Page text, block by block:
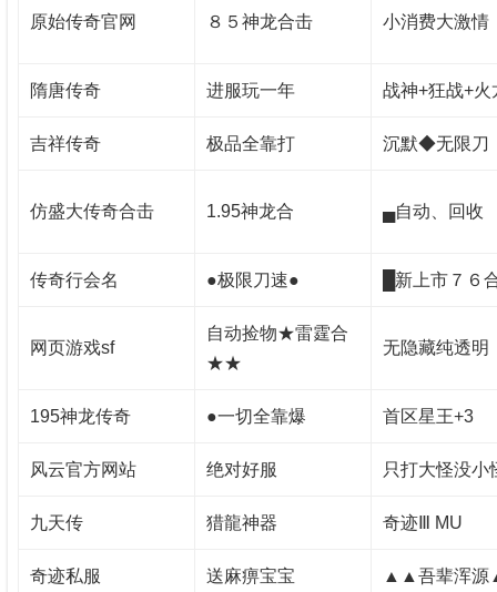
原始传奇官网 ８５神龙合击 小消费大激情
隋唐传奇 进服玩一年 战神+狂战+火
吉祥传奇 极品全靠打 沉默◆无限刀
仿盛大传奇合击 1.95神龙合 ▄自动、回收
传奇行会名 ●极限刀速● █新上市７６
网页游戏sf
自动捡物★雷霆合
★★
无隐藏纯透明
195神龙传奇 ●一切全靠爆 首区星王+3
风云官方网站 绝对好服 只打大怪没小
九天传 猎龍神器 奇迹Ⅲ MU
奇迹私服 送麻痹宝宝 ▲▲吾辈浑